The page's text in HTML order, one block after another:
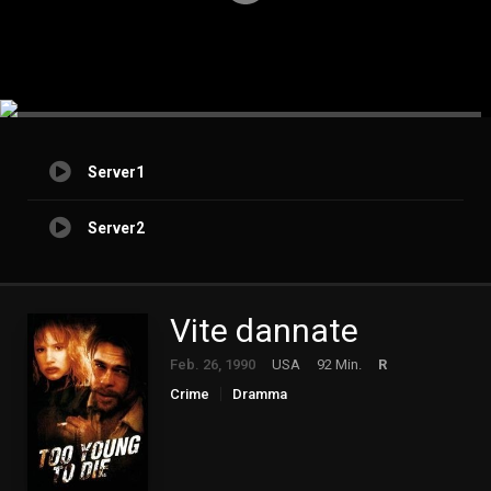
Server1
Server2
Vite dannate
Feb. 26, 1990 USA 92 Min.
R
Crime
Dramma